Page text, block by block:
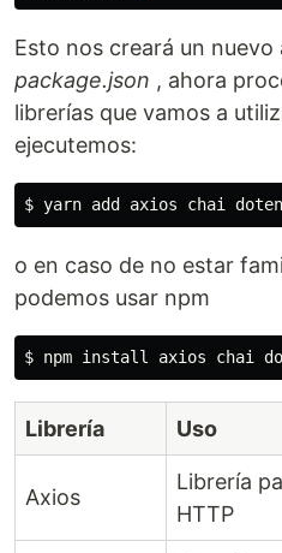
Esto nos creará un
package.json , ahora
librerías que vamos a
ejecutemos:
$ yarn add axios chai
o en caso de no estar
podemos usar npm
$ npm install axios chai
Librería Uso
Axios
Librería
HTTP